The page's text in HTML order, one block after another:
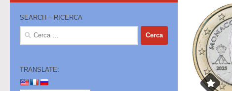
SEARCH – RICERCA
Ricerca
TRANSLATE: